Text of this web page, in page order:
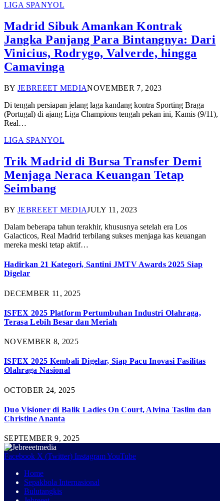
LIGA SPANYOL
Madrid Sibuk Amankan Kontrak
Jangka Panjang Para Bintangnya: Dari
Vinicius, Rodrygo, Valverde, hingga
Camavinga
BY JEBREEET MEDIANOVEMBER 7, 2023
Di tengah persiapan jelang laga kandang kontra Sporting Braga
(Portugal) di ajang Liga Champions tengah pekan ini, Kamis (9/11),
Real…
LIGA SPANYOL
Trik Madrid di Bursa Transfer Demi
Menjaga Neraca Keuangan Tetap
Seimbang
BY JEBREEET MEDIAJULY 11, 2023
Dalam beberapa tahun terakhir, khususnya setelah era Los
Galacticos, Real Madrid terbilang sukses menjaga kas keuangan
mereka meski tetap aktif…
Hadirkan 21 Kategori, Santini JMTV Awards 2025 Siap
Digelar
DECEMBER 11, 2025
ISFEX 2025 Platform Pertumbuhan Industri Olahraga,
Terasa Lebih Besar dan Meriah
NOVEMBER 8, 2025
ISFEX 2025 Kembali Digelar, Siap Pacu Inovasi Fasilitas
Olahraga Nasional
OCTOBER 24, 2025
Duo Visioner di Balik Ladies On Court, Alvina Taslim dan
Christine Ananta
SEPTEMBER 9, 2025
Facebook X (Twitter) InstagramYouTube
Home
Sepakbola Internasional
Bulutangkis